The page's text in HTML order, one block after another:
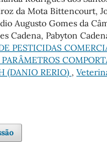
da Mota Bittencourt,
Augusto Gomes da
Cadena, Pabyton
PESTICIDAS
PARÂMETROS
(DANIO RERIO) ,